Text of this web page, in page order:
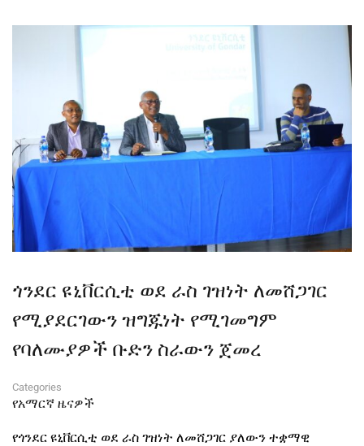
ጎንደር ዩኒቨርሲቲ ወደ ራስ ገዝነት ለመሸጋገር
የሚያደርገውን ዝግጁነት የሚገመግም
የባለሙያዎች ቡድን ስራውን ጀመረ
Categories
የአማርኛ ዜናዎች
የጎንደር ዩኒቨርሲቲ ወደ ራስ ገዝነት ለመሸጋገር ያለውን ተቋማዊ